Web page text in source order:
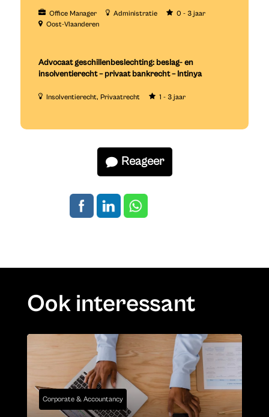
Office Manager Administratie
0 - 3 jaar
Oost-Vlaanderen
Advocaat geschillenbeslechting: beslag- en
insolventierecht – privaat bankrecht – Intinya
Insolventierecht Privaatrecht 1 - 3 jaar
Reageer
Ook interessant
Corporate & Accountancy